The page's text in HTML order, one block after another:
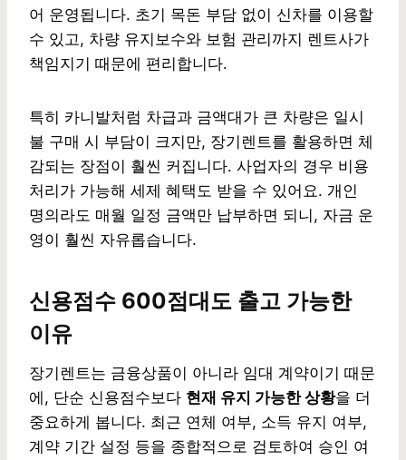
어 운영됩니다. 초기 목돈 부담 없이 신차를 이용할
수 있고, 차량 유지보수와 보험 관리까지 렌트사가
책임지기 때문에 편리합니다.
특히 카니발처럼 차급과 금액대가 큰 차량은 일시
불 구매 시 부담이 크지만, 장기렌트를 활용하면 체
감되는 장점이 훨씬 커집니다. 사업자의 경우 비용
처리가 가능해 세제 혜택도 받을 수 있어요. 개인
명의라도 매월 일정 금액만 납부하면 되니, 자금 운
영이 훨씬 자유롭습니다.
신용점수 600점대도 출고 가능한
이유
장기렌트는 금융상품이 아니라 임대 계약이기 때문
에, 단순 신용점수보다 현재 유지 가능한 상황을 더
중요하게 봅니다. 최근 연체 여부, 소득 유지 여부,
계약 기간 설정 등을 종합적으로 검토하여 승인 여